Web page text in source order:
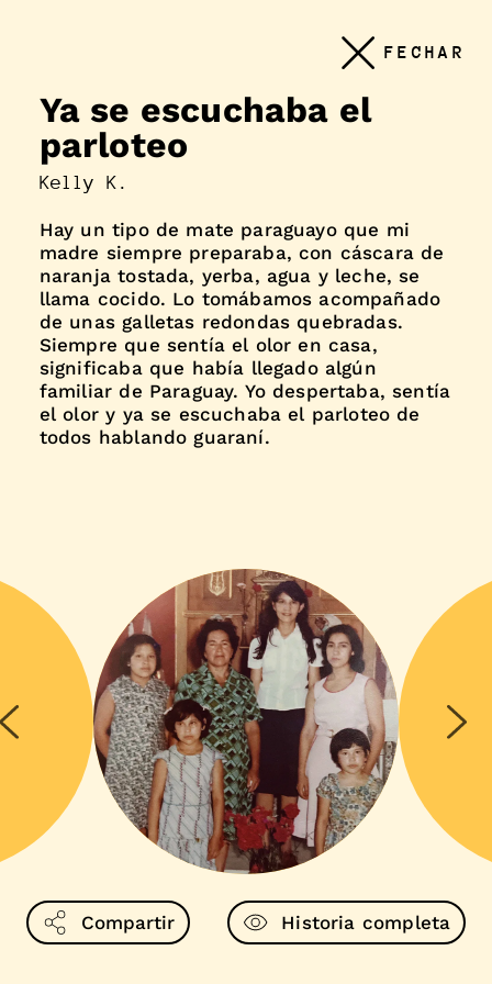
FECHAR
Ya se escuchaba el
parloteo
Kelly K.
Hay un tipo de mate paraguayo que mi
madre siempre preparaba, con cáscara de
naranja tostada, yerba, agua y leche, se
llama cocido. Lo tomábamos acompañado
de unas galletas redondas quebradas.
Siempre que sentía el olor en casa,
significaba que había llegado algún
familiar de Paraguay. Yo despertaba, sentía
el olor y ya se escuchaba el parloteo de
todos hablando guaraní.
Compartir Historia completa